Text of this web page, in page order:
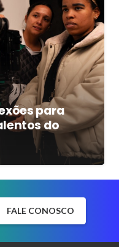
para
do
FALE CONOSCO